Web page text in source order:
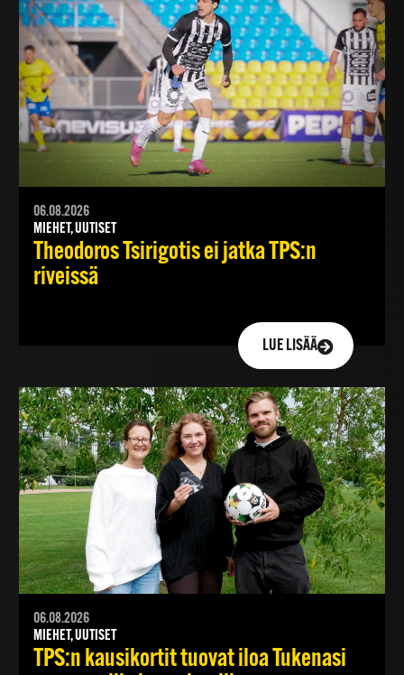
06.08.2026
MIEHET, UUTISET
Theodoros Tsirigotis ei jatka TPS:n
riveissä
LUE LISÄÄ
06.08.2026
MIEHET, UUTISET
TPS:n kausikortit tuovat iloa Tukenasi